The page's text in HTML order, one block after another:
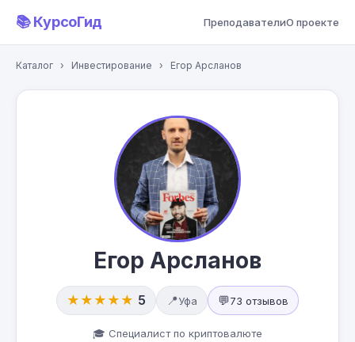
📚 КурсоГид ПреподавателиО проекте
Каталог › Инвестирование › Егор Арсланов
Егор Арсланов
★★★★★ 5 📍Уфа 💬73 отзывов
🎓 Специалист по криптовалюте